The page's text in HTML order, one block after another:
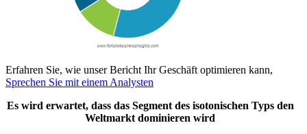
Erfahren Sie, wie unser Bericht Ihr Geschäft optimieren kann,
Sprechen Sie mit einem Analysten
Es wird erwartet, dass das Segment des isotonischen Typs den
Weltmarkt dominieren wird